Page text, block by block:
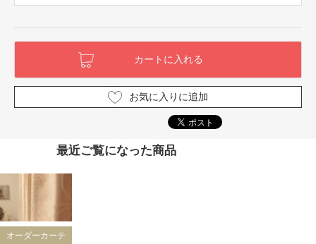
お気に入りに追加
最近ご覧になった商品
オーダーカーテ